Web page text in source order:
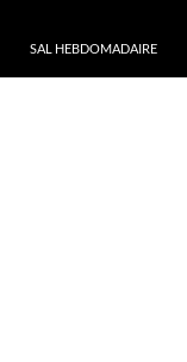
SAL HEBDOMADAIRE